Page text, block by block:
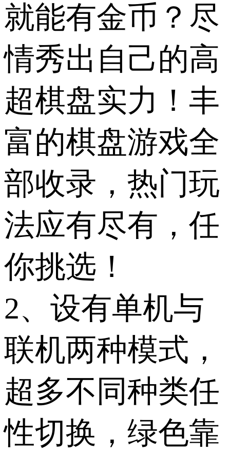
就能有金币？尽
情秀出自己的高
超棋盘实力！丰
富的棋盘游戏全
部收录，热门玩
法应有尽有，任
你挑选！
2、设有单机与
联机两种模式，
超多不同种类任
性切换，绿色靠